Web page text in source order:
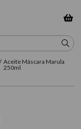
Aceite Máscara Marula
250ml